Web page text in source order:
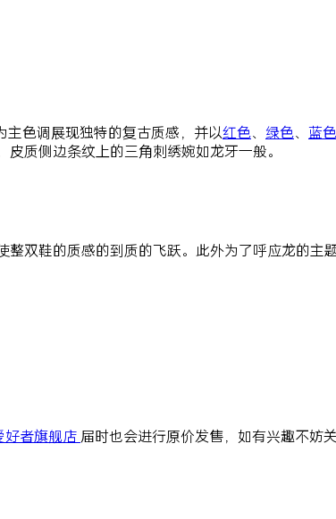
色调展现独特的复古质感，并以红色、 绿色、 蓝色
皮质侧边条纹上的三角刺绣婉如龙牙一般。
双鞋的质感的到质的飞跃。此外为了呼应龙的主
好者旗舰店 届时也会进行原价发售，如有兴趣不妨关